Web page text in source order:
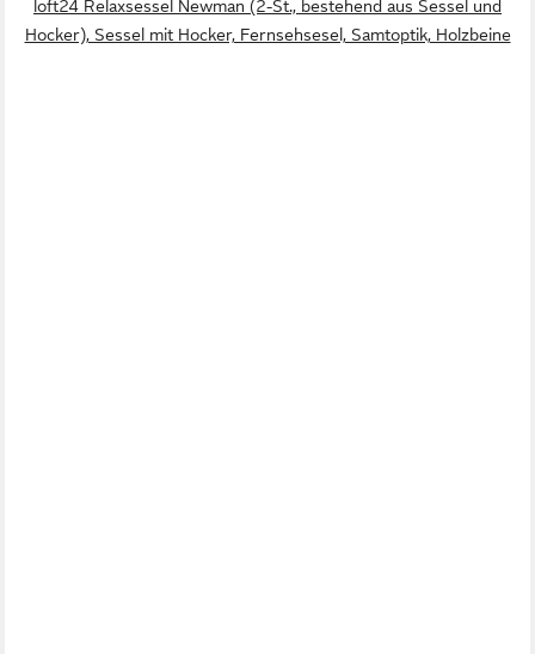
loft24 Relaxsessel Newman (2-St., bestehend aus Sessel und
Hocker), Sessel mit Hocker, Fernsehsesel, Samtoptik, Holzbeine